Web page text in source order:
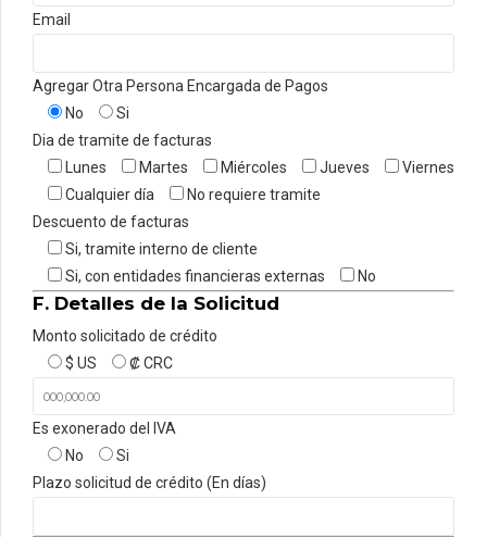
Email
Agregar Otra Persona Encargada de Pagos
No
Si
Dia de tramite de facturas
Lunes
Martes Miércoles Jueves
Viernes
Cualquier día
No requiere tramite
Descuento de facturas
Si, tramite interno de cliente
Si, con entidades financieras externas
No
F. Detalles de la Solicitud
Monto solicitado de crédito
$ US
₡ CRC
Es exonerado del IVA
No
Si
Plazo solicitud de crédito (En días)